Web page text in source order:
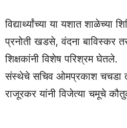
विद्यार्थ्यांच्या या यशात शाळेच्या
प्रनोती खडसे, वंदना बाविस्कर
शिक्षकांनी विशेष परिश्रम घेतले.
संस्थेचे सचिव ओमप्रकाश चचडा
राजूरकर यांनी विजेत्या चमूचे